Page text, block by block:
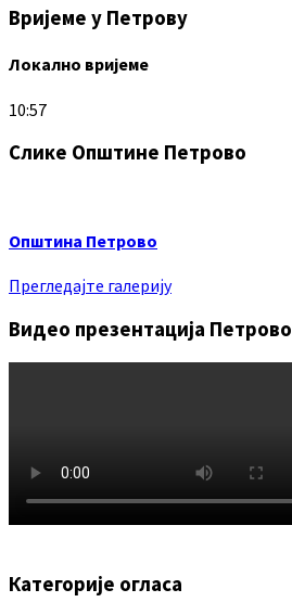
Вријеме у Петрову
Локално вријеме
10:57
Слике Општине Петрово
Општина Петрово
Прегледајте галерију
Видео презентација Петрово
Категорије огласа